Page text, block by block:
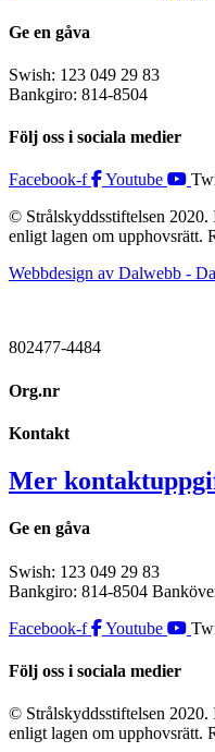
Ge en gåva
Swish: 123 049 29 83
Bankgiro: 814-8504
Följ oss i sociala medier
Facebook-f Youtube
© Strålskyddsstiftelsen 2020.
enligt lagen om upphovsrätt.
Webbdesign av Dalwebb -
802477-4484
Org.nr
Kontakt
Mer
Ge en gåva
Swish: 123 049 29 83
Bankgiro: 814-8504
Facebook-f
Youtube
Följ oss i sociala medier
© Strålskyddsstiftelsen 2020.
enligt lagen om upphovsrätt.